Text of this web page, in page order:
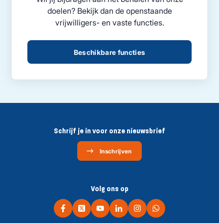
doelen? Bekijk dan de openstaande
vrijwilligers- en vaste functies.
Beschikbare functies
Schrijf je in voor onze nieuwsbrief
Inschrijven
Volg ons op